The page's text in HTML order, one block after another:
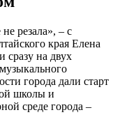
резала», – с
края Елена
сразу на двух
города дали старт
школы и
среде города –